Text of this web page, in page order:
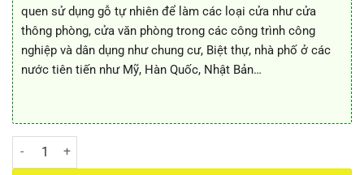
quen sử dụng gỗ tự nhiên để làm các loại cửa như cửa
thông phòng, cửa văn phòng trong các công trình công
nghiệp và dân dụng như chung cư, Biệt thự, nhà phố ở các
nước tiên tiến như Mỹ, Hàn Quốc, Nhật Bản…
Cửa gỗ công nghiệp MDF phủ PVC KD.1023 số lượng